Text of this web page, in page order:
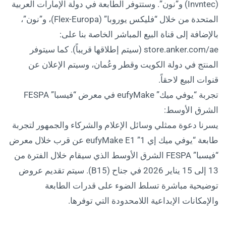
(Invntec) و”نون”. وستتوفر الطابعة في دولة الإمارات العربية
المتحدة من خلال “فليكس يوروبا” (Flex-Europa)، و”نون”،
بالإضافة إلى قناة البيع المباشر الخاصة بنا على:
store.anker.com/ae (سيتم إطلاقها قريباً). كما سيتوفر
المنتج في دولة الكويت وقطر وعُمان، وسيتم الإعلان عن
قنوات البيع لاحقاً.
تجربة “يوفي ميك” eufyMake في معرض “فيسبا” FESPA
الشرق الأوسط:
يسرنا دعوة ممثلي وسائل الإعلام والشركاء والجمهور لتجربة
طابعة “يوفي ميك إي 1” eufyMake E1 عن قرب خلال معرض
“فيسبا” FESPA الشرق الأوسط الذي سيقام خلال الفترة من
13 إلى 15 يناير 2026 في جناح (B15). سيتم تقديم عروض
توضيحية مباشرة تسلط الضوء على قدرات الطابعة
والإمكانات الإبداعية اللامحدودة التي توفرها.